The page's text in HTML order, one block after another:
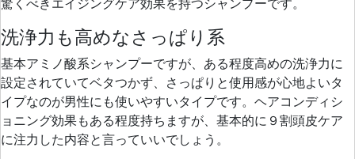
洗浄力も高めなさっぱり系
基本アミノ酸系シャンプーですが、ある程度高めの洗浄力に
設定されていてベタつかず、さっぱりと使用感が心地よいタ
イプなのが男性にも使いやすいタイプです。ヘアコンディシ
ョニング効果もある程度持ちますが、基本的に９割頭皮ケア
に注力した内容と言っていいでしょう。